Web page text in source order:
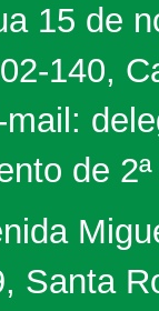
15 de
140,
de
Santa